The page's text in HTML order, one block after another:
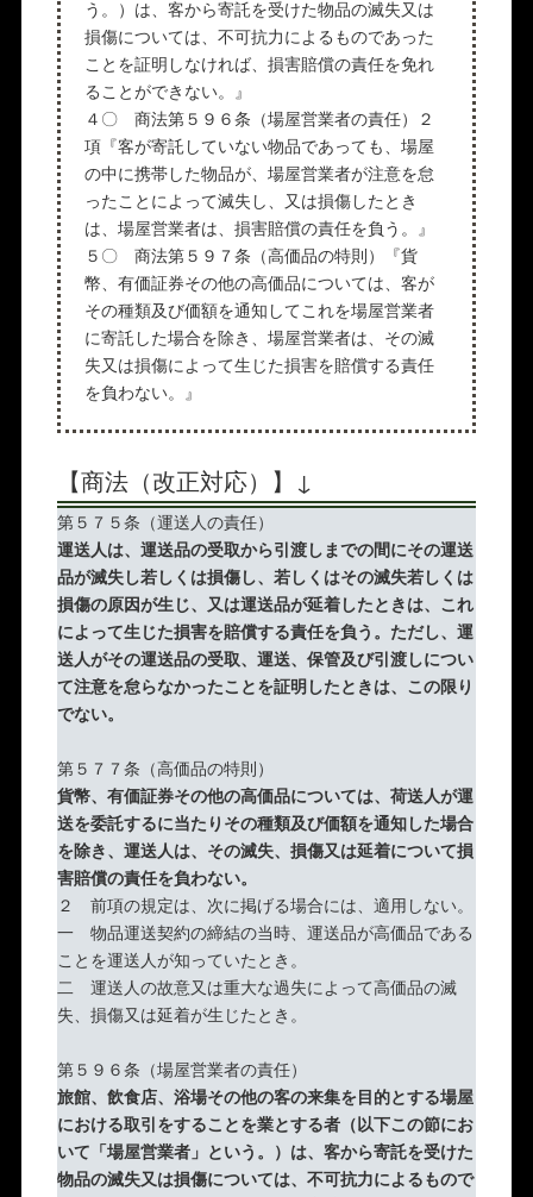
う。）は、客から寄託を受けた物品の滅失又は
損傷については、不可抗力によるものであった
ことを証明しなければ、損害賠償の責任を免れ
ることができない。』
４〇 商法第５９６条（場屋営業者の責任）２
項『客が寄託していない物品であっても、場屋
の中に携帯した物品が、場屋営業者が注意を怠
ったことによって滅失し、又は損傷したとき
は、場屋営業者は、損害賠償の責任を負う。』
５〇 商法第５９７条（高価品の特則）『貨
幣、有価証券その他の高価品については、客が
その種類及び価額を通知してこれを場屋営業者
に寄託した場合を除き、場屋営業者は、その滅
失又は損傷によって生じた損害を賠償する責任
を負わない。』
【商法（改正対応）】↓
第５７５条（運送人の責任）
運送人は、運送品の受取から引渡しまでの間にその運送
品が滅失し若しくは損傷し、若しくはその滅失若しくは
損傷の原因が生じ、又は運送品が延着したときは、これ
によって生じた損害を賠償する責任を負う。ただし、運
送人がその運送品の受取、運送、保管及び引渡しについ
て注意を怠らなかったことを証明したときは、この限り
でない。
第５７７条（高価品の特則）
貨幣、有価証券その他の高価品については、荷送人が運
送を委託するに当たりその種類及び価額を通知した場合
を除き、運送人は、その滅失、損傷又は延着について損
害賠償の責任を負わない。
２ 前項の規定は、次に掲げる場合には、適用しない。
一 物品運送契約の締結の当時、運送品が高価品である
ことを運送人が知っていたとき。
二 運送人の故意又は重大な過失によって高価品の滅
失、損傷又は延着が生じたとき。
第５９６条（場屋営業者の責任）
旅館、飲食店、浴場その他の客の来集を目的とする場屋
における取引をすることを業とする者（以下この節にお
いて「場屋営業者」という。）は、客から寄託を受けた
物品の滅失又は損傷については、不可抗力によるもので